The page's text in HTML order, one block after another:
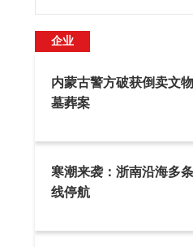
企业
内蒙古警方破获倒卖文
墓葬案
寒潮来袭：浙南沿海多
线停航